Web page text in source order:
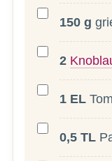
150 g
2
1 EL
0,5 TL